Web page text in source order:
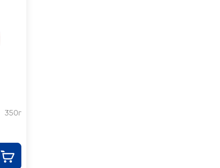
350г